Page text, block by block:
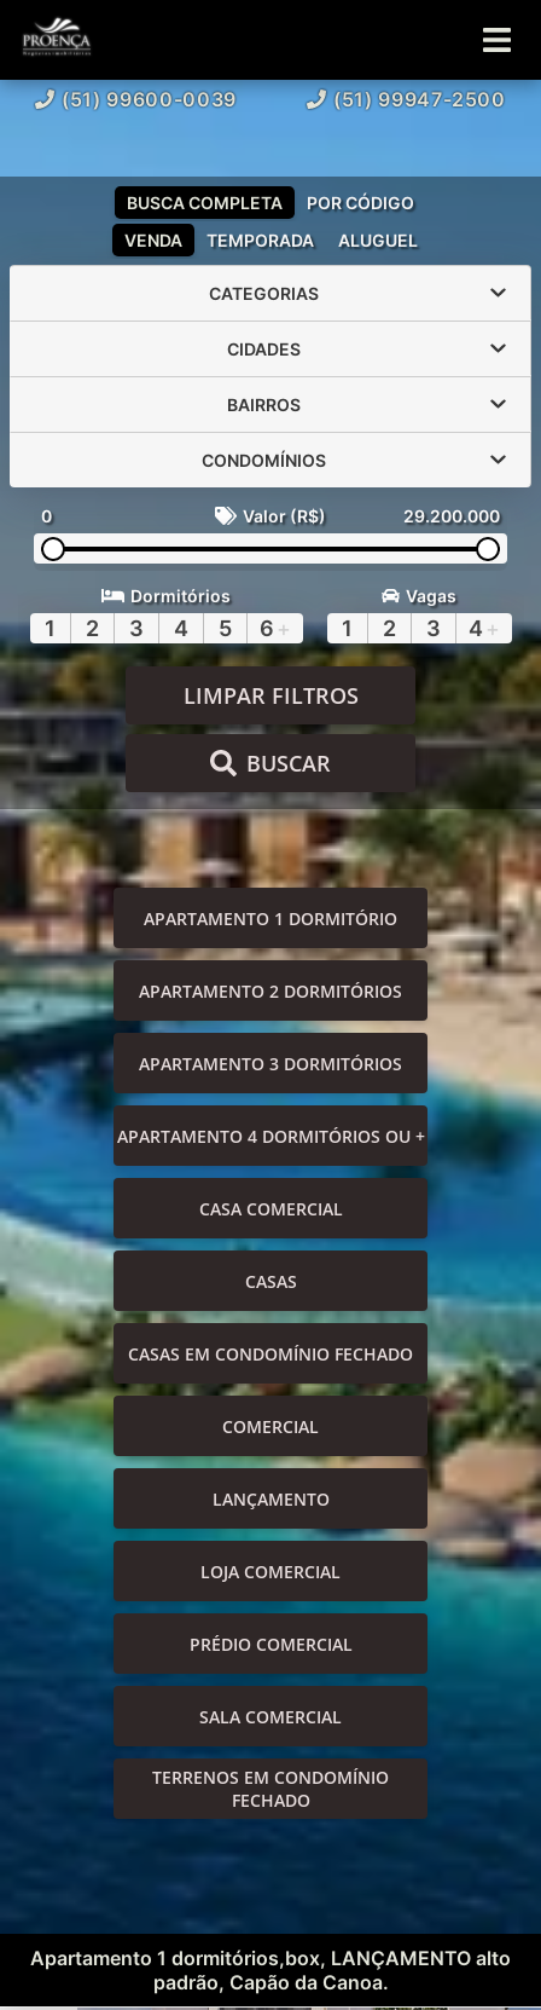
(51) 99600-0039 (51) 99947-2500
VENDA TEMPORADA ALUGUEL
BUSCA COMPLETA POR CÓDIGO
CATEGORIAS
CIDADES
BAIRROS
CONDOMÍNIOS
0 Valor (R$) 29.200.000
Dormitórios
1 2 3 4 5 6 +
Vagas
1 2 3 4 +
LIMPAR FILTROS
BUSCAR
APARTAMENTO 1 DORMITÓRIO
APARTAMENTO 2 DORMITÓRIOS
APARTAMENTO 3 DORMITÓRIOS
APARTAMENTO 4 DORMITÓRIOS OU +
CASA COMERCIAL
CASAS
CASAS EM CONDOMÍNIO FECHADO
COMERCIAL
LANÇAMENTO
LOJA COMERCIAL
PRÉDIO COMERCIAL
SALA COMERCIAL
TERRENOS EM CONDOMÍNIO
FECHADO
Apartamento 1 dormitórios,box, LANÇAMENTO alto
padrão, Capão da Canoa.